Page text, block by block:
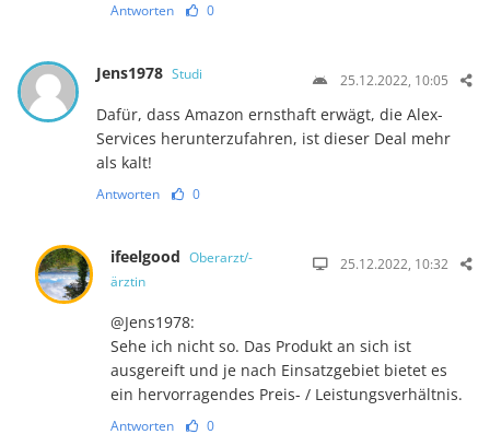
Antworten 0
Jens1978 Studi 25.12.2022, 10:05
Dafür, dass Amazon ernsthaft erwägt, die Alex-
Services herunterzufahren, ist dieser Deal mehr
als kalt!
Antworten 0
ifeelgood Oberarzt/-
ärztin
25.12.2022, 10:32
@Jens1978:
Sehe ich nicht so. Das Produkt an sich ist
ausgereift und je nach Einsatzgebiet bietet es
ein hervorragendes Preis- / Leistungsverhältnis.
Antworten 0